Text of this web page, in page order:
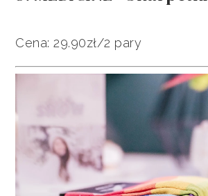
Cena: 29.90zł/2 pary